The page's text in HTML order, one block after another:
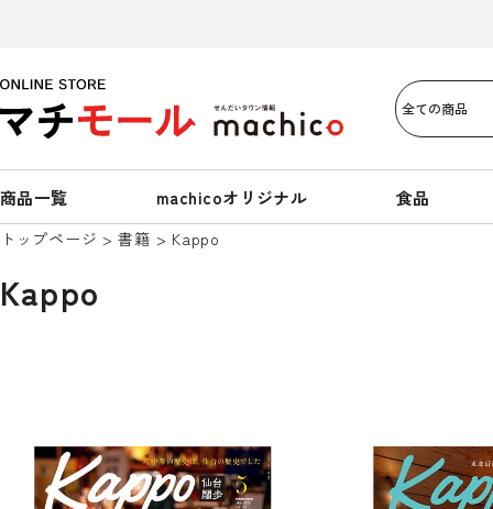
商品一覧 machicoオリジナル 食品
トップページ 書籍 Kappo
Kappo